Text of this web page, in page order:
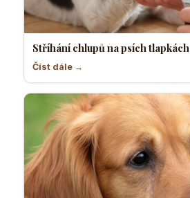
Stříhání chlupů na psích tlapkách
Číst dále →